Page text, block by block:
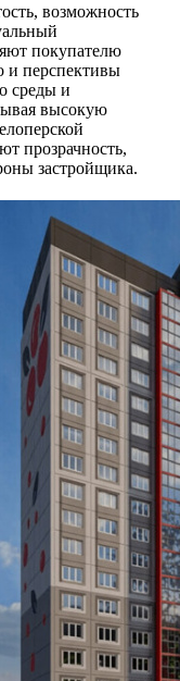
возможность
покупателю
и перспективы
среды и
высокую
прозрачность,
застройщика.